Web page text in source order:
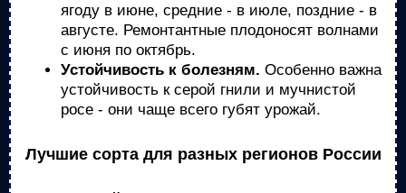
ягоду в июне, средние - в июле, поздние - в
августе. Ремонтантные плодоносят волнами
с июня по октябрь.
Устойчивость к болезням. Особенно важна
устойчивость к серой гнили и мучнистой
росе - они чаще всего губят урожай.
Лучшие сорта для разных регионов России